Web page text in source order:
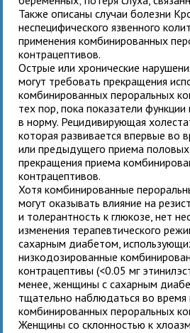
Также описаны случаи болезни
неспецифического язвенного
применения комбинированных
контрацептивов.
Острые или хронические
могут требовать прекращения
комбинированных пероральных
тех пор, пока показатели функции
в норму. Рецидивирующая
которая развивается впервые во
или предыдущего приема
прекращения приема
контрацептивов.
Хотя комбинированные
могут оказывать влияние на
и толерантность к глюкозе, нет
изменения терапевтического
сахарным диабетом,
низкодозированные
контрацептивы (<0.05 мг
менее, женщины с сахарным
тщательно наблюдаться во время
комбинированных пероральных
Женщины со склонностью к